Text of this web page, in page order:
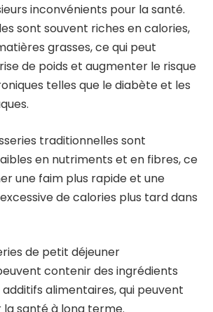
inconvénients pour la santé.
sont souvent riches en calories,
grasses, ce qui peut
de poids et augmenter le risque
telles que le diabète et les
traditionnelles sont
en nutriments et en fibres, ce
une faim plus rapide et une
de calories plus tard dans
de petit déjeuner
contenir des ingrédients
alimentaires, qui peuvent